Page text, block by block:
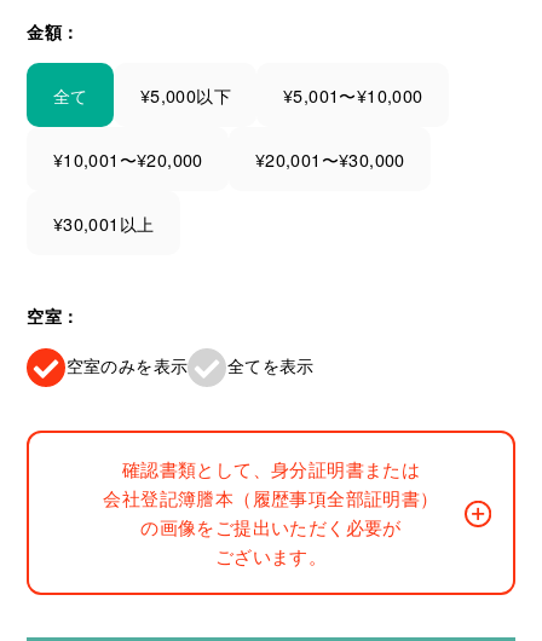
金額：
全て ¥5,000以下 ¥5,001〜¥10,000
¥10,001〜¥20,000 ¥20,001〜¥30,000
¥30,001以上
空室：
空室のみを表示 全てを表示
確認書類として、身分証明書または
会社登記簿謄本（履歴事項全部証明書）
の画像をご提出いただく必要が
ございます。